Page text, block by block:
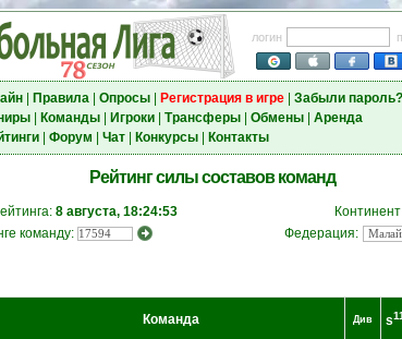
логин
| Правила| Опросы| Регистрация в игре| Забыли пароль?
| Команды| Игроки| Трансферы| Обмены| Аренда
| Форум Чат| Конкурсы| Контакты
Рейтинг силы составов команд
8 августа, 18:24:53
команду:
Федерация:
Команда Див s11